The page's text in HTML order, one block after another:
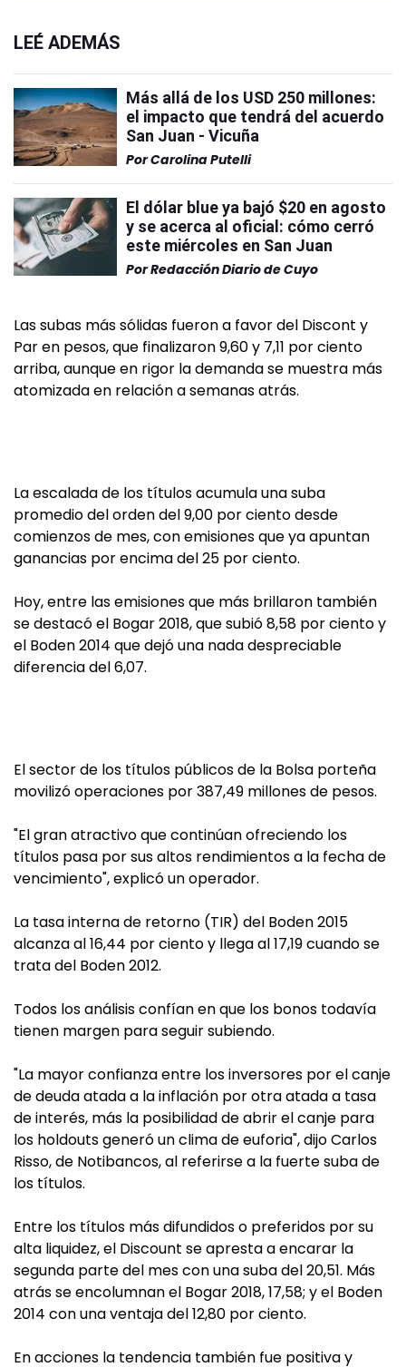
LEÉ ADEMÁS
Más allá de los USD 250 millones:
el impacto que tendrá del acuerdo
San Juan - Vicuña
PorCarolina Putelli
El dólar blue ya bajó $20 en agosto
y se acerca al oficial: cómo cerró
este miércoles en San Juan
PorRedacción Diario de Cuyo
Las subas más sólidas fueron a favor del Discont y
Par en pesos, que finalizaron 9,60 y 7,11 por ciento
arriba, aunque en rigor la demanda se muestra más
atomizada en relación a semanas atrás.
La escalada de los títulos acumula una suba
promedio del orden del 9,00 por ciento desde
comienzos de mes, con emisiones que ya apuntan
ganancias por encima del 25 por ciento.
Hoy, entre las emisiones que más brillaron también
se destacó el Bogar 2018, que subió 8,58 por ciento y
el Boden 2014 que dejó una nada despreciable
diferencia del 6,07.
El sector de los títulos públicos de la Bolsa porteña
movilizó operaciones por 387,49 millones de pesos.
"El gran atractivo que continúan ofreciendo los
títulos pasa por sus altos rendimientos a la fecha de
vencimiento", explicó un operador.
La tasa interna de retorno (TIR) del Boden 2015
alcanza al 16,44 por ciento y llega al 17,19 cuando se
trata del Boden 2012.
Todos los análisis confían en que los bonos todavía
tienen margen para seguir subiendo.
"La mayor confianza entre los inversores por el canje
de deuda atada a la inflación por otra atada a tasa
de interés, más la posibilidad de abrir el canje para
los holdouts generó un clima de euforia", dijo Carlos
Risso, de Notibancos, al referirse a la fuerte suba de
los títulos.
Entre los títulos más difundidos o preferidos por su
alta liquidez, el Discount se apresta a encarar la
segunda parte del mes con una suba del 20,51. Más
atrás se encolumnan el Bogar 2018, 17,58; y el Boden
2014 con una ventaja del 12,80 por ciento.
En acciones la tendencia también fue positiva y